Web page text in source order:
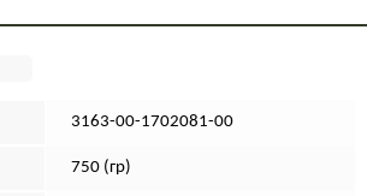
3163-00-1702081-00
750 (гр)